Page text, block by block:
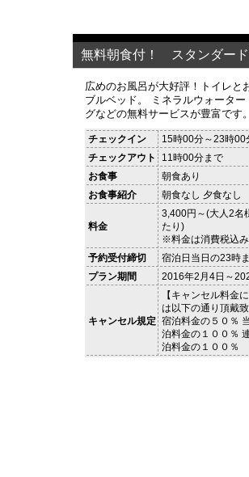
無料朝食付！ スタンダー
広めのお風呂が大好評！トイレと
ブルベッド。 ミネラルウォータ
グなどの無料サービスが豊富です
チェックイン
15時00分～23時00
チェックアウト
11時00分まで
お食事
朝食あり
お食事紹介
朝食なし 夕食なし
料金
3,400円～(大人2名
たり)
※料金は消費税込み
予約受付締切
宿泊日当日の23時
プラン期間
2016年2月4日～
キャンセル規定
【キャンセル料金
は以下の通り頂
宿泊料金の５０
泊料金の１００
泊料金の１００％